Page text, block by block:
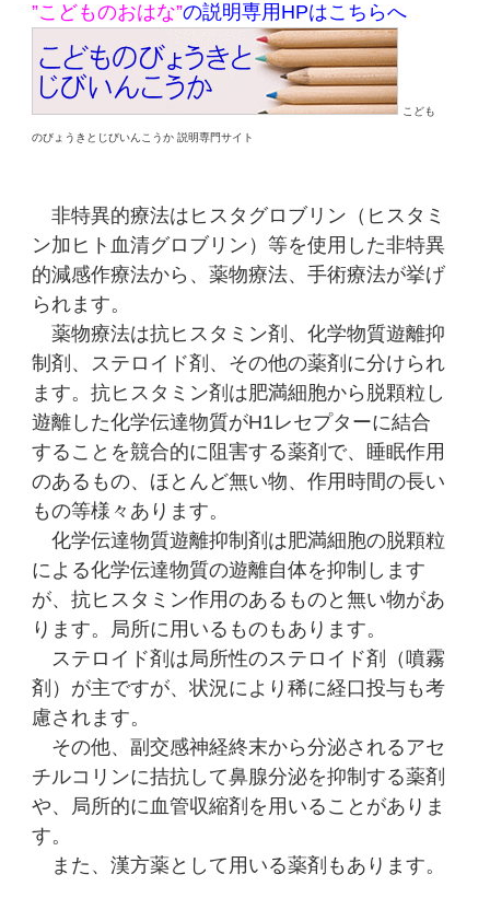
”こどものおはな”の説明専用HPはこちらへ
こども
のびょうきとじびいんこうか 説明専門サイト
非特異的療法はヒスタグロブリン（ヒスタミ
ン加ヒト血清グロブリン）等を使用した非特異
的減感作療法から、薬物療法、手術療法が挙げ
られます。
薬物療法は抗ヒスタミン剤、化学物質遊離抑
制剤、ステロイド剤、その他の薬剤に分けられ
ます。抗ヒスタミン剤は肥満細胞から脱顆粒し
遊離した化学伝達物質がH1レセプターに結合
することを競合的に阻害する薬剤で、睡眠作用
のあるもの、ほとんど無い物、作用時間の長い
もの等様々あります。
化学伝達物質遊離抑制剤は肥満細胞の脱顆粒
による化学伝達物質の遊離自体を抑制します
が、抗ヒスタミン作用のあるものと無い物があ
ります。局所に用いるものもあります。
ステロイド剤は局所性のステロイド剤（噴霧
剤）が主ですが、状況により稀に経口投与も考
慮されます。
その他、副交感神経終末から分泌されるアセ
チルコリンに拮抗して鼻腺分泌を抑制する薬剤
や、局所的に血管収縮剤を用いることがありま
す。
また、漢方薬として用いる薬剤もあります。